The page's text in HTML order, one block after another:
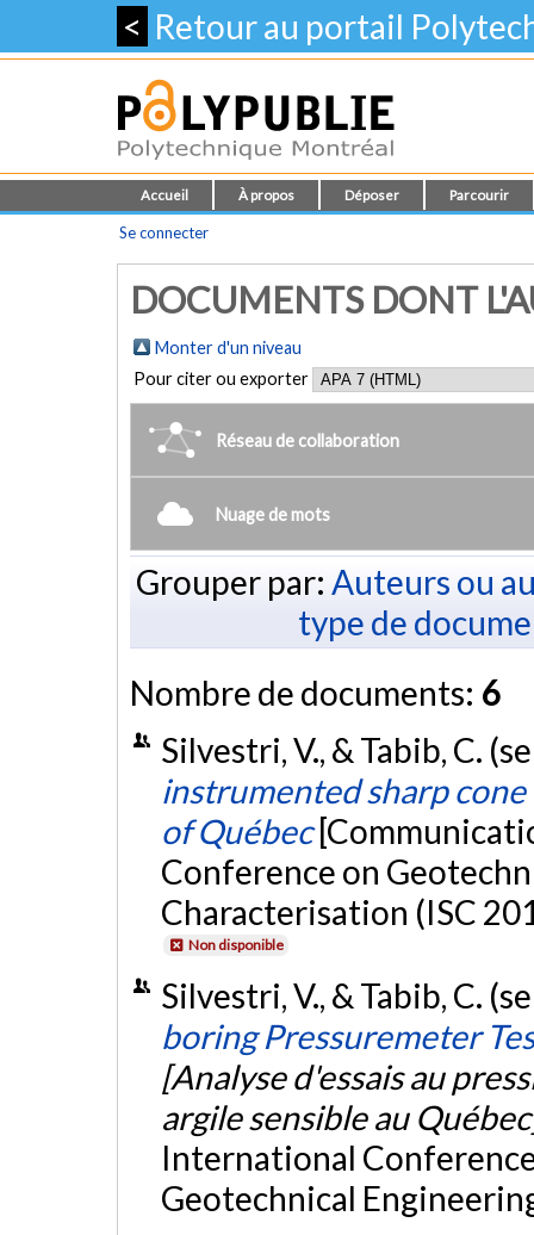
< Retour au portail
Accueil À propos Déposer Parcourir
Se connecter
DOCUMENTS DONT
Monter d'un niveau
Pour citer ou exporter
Réseau de collaboration
Nuage de mots
Grouper par: Auteurs ou
type de
Nombre de documents: 6
Silvestri, V., & Tabib, C.
instrumented sharp
of Québec
Conference on
Characterisation (ISC
Non disponible
Silvestri, V., & Tabib, C.
boring Pressuremeter
[Analyse d'essais au
argile sensible au
International
Geotechnical